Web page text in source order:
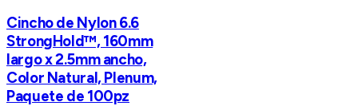
Cincho de Nylon 6.6
StrongHold™, 160mm
largo x 2.5mm ancho,
Color Natural, Plenum,
Paquete de 100pz